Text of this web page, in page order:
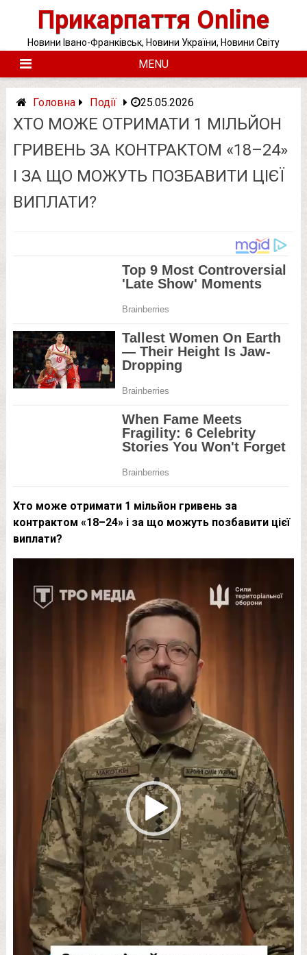
Прикарпаття Online
Новини Івано-Франківськ, Новини України, Новини Світу
MENU
Головна Події 25.05.2026
ХТО МОЖЕ ОТРИМАТИ 1 МІЛЬЙОН
ГРИВЕНЬ ЗА КОНТРАКТОМ «18–24»
І ЗА ЩО МОЖУТЬ ПОЗБАВИТИ ЦІЄЇ
ВИПЛАТИ?
Хто може отримати 1 мільйон гривень за
контрактом «18–24» і за що можуть позбавити цієї
виплати?